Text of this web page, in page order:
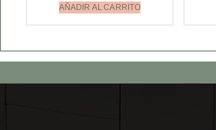
AÑADIR AL CARRITO